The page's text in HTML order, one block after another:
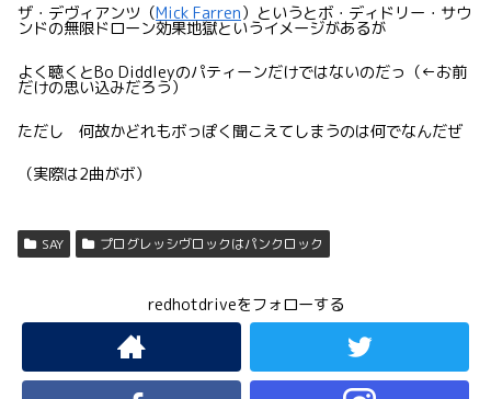
ザ・デヴィアンツ（Mick Farren）というとボ・ディドリー・サウ
ンドの無限ドローン効果地獄というイメージがあるが
よく聴くとBo Diddleyのパティーンだけではないのだっ（←お前
だけの思い込みだろう）
ただし 何故かどれもボっぽく聞こえてしまうのは何でなんだぜ
（実際は2曲がボ）
SAY プログレッシヴロックはパンクロック
redhotdriveをフォローする